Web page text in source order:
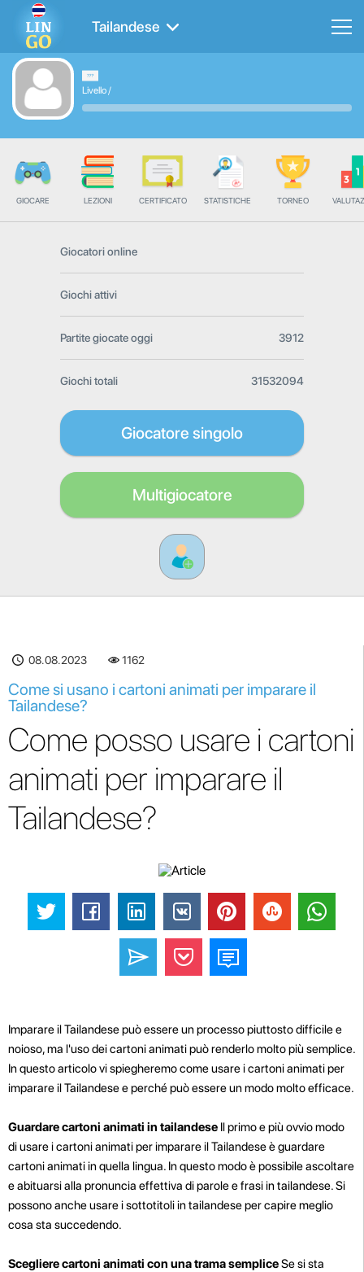
Tailandese
Livello/
GIOCARE LEZIONI CERTIFICATO STATISTICHE TORNEO
Giocatori online
Giochi attivi
Partite giocate oggi 3912
Giochi totali 31532094
Giocatore singolo
Multigiocatore
08.08.2023 1162
Come si usano i cartoni animati per imparare il
Tailandese?
Come posso usare i cartoni
animati per imparare il
Tailandese?
Imparare il Tailandese può essere un processo piuttosto difficile e
noioso, ma l'uso dei cartoni animati può renderlo molto più semplice.
In questo articolo vi spiegheremo come usare i cartoni animati per
imparare il Tailandese e perché può essere un modo molto efficace.
Guardare cartoni animati in tailandese Il primo e più ovvio modo
di usare i cartoni animati per imparare il Tailandese è guardare
cartoni animati in quella lingua. In questo modo è possibile ascoltare
e abituarsi alla pronuncia effettiva di parole e frasi in tailandese. Si
possono anche usare i sottotitoli in tailandese per capire meglio
cosa sta succedendo.
Scegliere cartoni animati con una trama sempliceSe si sta